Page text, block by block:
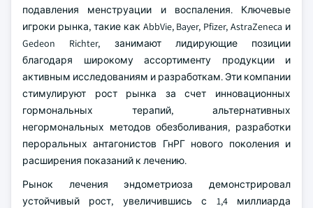
подавления менструации и воспаления. Ключевые
игроки рынка, такие как AbbVie, Bayer, Pfizer, AstraZeneca и
Gedeon Richter, занимают лидирующие позиции
благодаря широкому ассортименту продукции и
активным исследованиям и разработкам. Эти компании
стимулируют рост рынка за счет инновационных
гормональных терапий, альтернативных
негормональных методов обезболивания, разработки
пероральных антагонистов ГнРГ нового поколения и
расширения показаний к лечению.
Рынок лечения эндометриоза демонстрировал
устойчивый рост, увеличившись с 1,4 миллиарда